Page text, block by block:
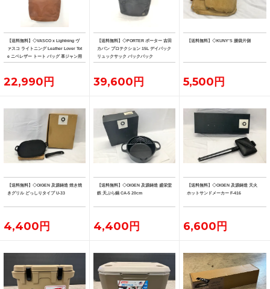
【送料無料】◇VASCO x Lightning ヴ
ァスコ ライトニング Leather Lover Tot
e ニベレザー トート バッグ 革ジャン用
トート
22,990円
【送料無料】◇PORTER ポーター 吉田
カバン プロテクション 15L デイパック
リュックサック バックパック
39,600円
【送料無料】◇KUNY'S 腰袋片側
5,500円
【送料無料】◇OIGEN 及源鋳造 焼き焼
きグリル どっしりタイプ U-33
4,400円
【送料無料】◇OIGEN 及源鋳造 盛栄堂
鉄 天ぷら鍋 CA-5 20cm
4,400円
【送料無料】◇OIGEN 及源鋳造 天火
ホットサンドメーカー F-416
6,600円